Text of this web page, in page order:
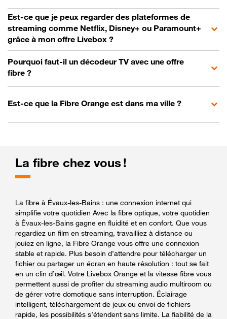
Est-ce que je peux regarder des plateformes de
streaming comme Netflix, Disney+ ou Paramount+
grâce à mon offre Livebox ?
Pourquoi faut-il un décodeur TV avec une offre
fibre ?
Est-ce que la Fibre Orange est dans ma ville ?
La fibre chez vous !
La fibre à Évaux-les-Bains : une connexion internet qui
simplifie votre quotidien Avec la fibre optique, votre quotidien
à Évaux-les-Bains gagne en fluidité et en confort. Que vous
regardiez un film en streaming, travailliez à distance ou
jouiez en ligne, la Fibre Orange vous offre une connexion
stable et rapide. Plus besoin d’attendre pour télécharger un
fichier ou partager un écran en haute résolution : tout se fait
en un clin d’œil. Votre Livebox Orange et la vitesse fibre vous
permettent aussi de profiter du streaming audio multiroom ou
de gérer votre domotique sans interruption. Éclairage
intelligent, téléchargement de jeux ou envoi de fichiers
rapide, les possibilités s’étendent sans limite. La fiabilité de la